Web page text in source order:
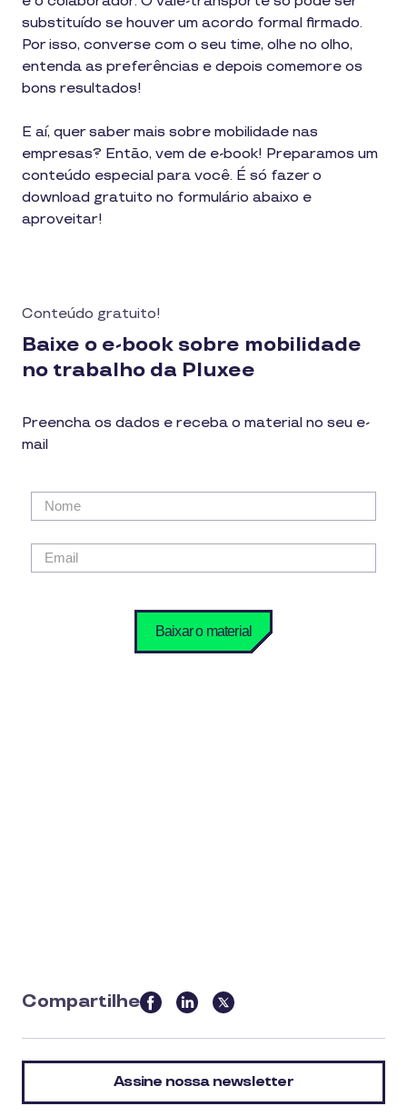
substituído se houver um acordo formal firmado.
Por isso, converse com o seu time, olhe no olho,
entenda as preferências e depois comemore os
bons resultados!
E aí, quer saber mais sobre mobilidade nas
empresas? Então, vem de e-book! Preparamos um
conteúdo especial para você. É só fazer o
download gratuito no formulário abaixo e
aproveitar!
Conteúdo gratuito!
Baixe o e-book sobre mobilidade
no trabalho da Pluxee
Preencha os dados e receba o material no seu e-
mail
Compartilhe
this
article
on
Assine nossa newsletter